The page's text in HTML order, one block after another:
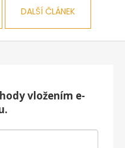
DALŠÍ ČLÁNEK
vložením e-